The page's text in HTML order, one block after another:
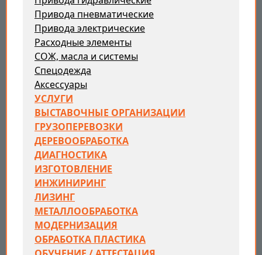
Привода пневматические
Привода электрические
Расходные элементы
СОЖ, масла и системы
Спецодежда
Аксессуары
УСЛУГИ
ВЫСТАВОЧНЫЕ ОРГАНИЗАЦИИ
ГРУЗОПЕРЕВОЗКИ
ДЕРЕВООБРАБОТКА
ДИАГНОСТИКА
ИЗГОТОВЛЕНИЕ
ИНЖИНИРИНГ
ЛИЗИНГ
МЕТАЛЛООБРАБОТКА
МОДЕРНИЗАЦИЯ
ОБРАБОТКА ПЛАСТИКА